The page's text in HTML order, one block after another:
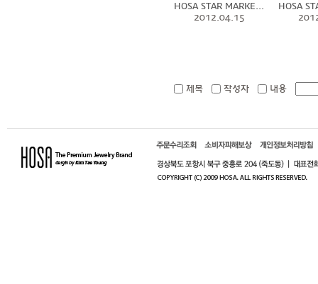
HOSA STAR MARKE...
2012.04.15
HOSA
제목 작성자 내용